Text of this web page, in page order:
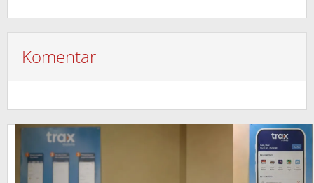
Komentar